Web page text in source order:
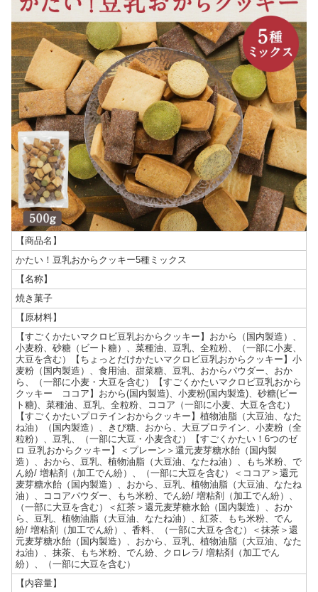
【商品名】
かたい！豆乳おからクッキー5種ミックス
【名称】
焼き菓子
【原材料】
【すごくかたいマクロビ豆乳おからクッキー】おから（国内製造）、
小麦粉、砂糖（ビート糖）、菜種油、豆乳、全粒粉、（一部に小麦、
大豆を含む）【ちょっとだけかたいマクロビ豆乳おからクッキー】小
麦粉（国内製造）、食用油、甜菜糖、豆乳、おからパウダー、おか
ら、（一部に小麦・大豆を含む）【すごくかたいマクロビ豆乳おから
クッキー ココア】おから(国内製造)、小麦粉(国内製造)、砂糖(ビー
ト糖)、菜種油、豆乳、全粒粉、ココア（一部に小麦、大豆を含む）
【すごくかたいプロテインおからクッキー】植物油脂（大豆油、なた
ね油）（国内製造）、きび糖、おから、大豆プロテイン、小麦粉（全
粒粉）、豆乳、（一部に大豆・小麦含む）【すごくかたい！6つのゼ
ロ 豆乳おからクッキー】＜プレーン＞還元麦芽糖水飴（国内製
造）、おから、豆乳、植物油脂（大豆油、なたね油）、もち米粉、で
ん紛/ 増粘剤（加工でん紛）、（一部に大豆を含む）＜ココア＞還元
麦芽糖水飴（国内製造）、おから、豆乳、植物油脂（大豆油、なたね
油）、ココアパウダー、もち米粉、でん紛/ 増粘剤（加工でん紛）、
（一部に大豆を含む）＜紅茶＞還元麦芽糖水飴（国内製造）、おか
ら、豆乳、植物油脂（大豆油、なたね油）、紅茶、もち米粉、でん
紛/ 増粘剤（加工でん紛）、香料、（一部に大豆を含む）＜抹茶＞還
元麦芽糖水飴（国内製造）、おから、豆乳、植物油脂（大豆油、なた
ね油）、抹茶、もち米粉、でん紛、クロレラ/ 増粘剤（加工でん
紛）、（一部に大豆を含む）
【内容量】